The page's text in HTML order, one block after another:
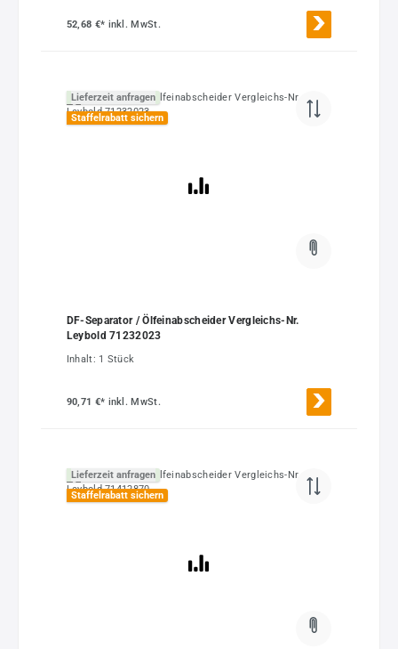
52,68 €* inkl. MwSt.
Lieferzeit anfragen
Staffelrabatt sichern
DF-Separator / Ölfeinabscheider Vergleichs-Nr.
Leybold 71232023
Inhalt: 1 Stück
90,71 €* inkl. MwSt.
Lieferzeit anfragen
Staffelrabatt sichern